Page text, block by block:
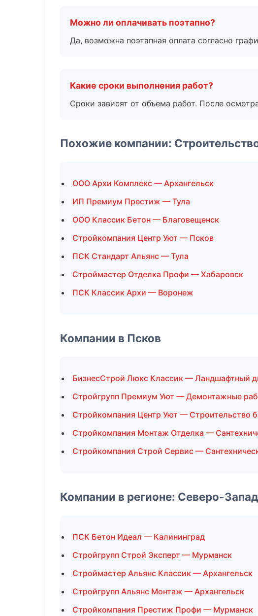
Можно ли оплачивать поэтапно?
Да, возможна поэтапная оплата согласно
Какие сроки выполнения работ?
Сроки зависят от объема работ. После
Похожие компании:
ООО Архи Комплекс — Архангельск
ИП Премиум Престиж — Тула
ООО Классик Бетон — Благовещенск
Стройкомпания Центр Уют — Псков
ПСК Стандарт Альянс — Тула
Строймастер Отделка Профи — Хабаровск
ПСК Классик Архи — Воронеж
Компании в Псков
БизнесСтрой Люкс Классик — Ландшафтный
Стройгрупп Премиум Уют — Демонтажные
Стройкомпания Центр Уют — Строительство
Стройкомпания Монтаж Отделка —
Стройкомпания Строй Сервис —
Компании в регионе: Северо-
ПСК Бетон Идеал — Калининград
Стройгрупп Строй Эксперт — Мурманск
Строймастер Альянс Классик — Архангельск
Стройгрупп Альянс Монтаж — Архангельск
Стройкомпания Престиж Профи — Мурманск